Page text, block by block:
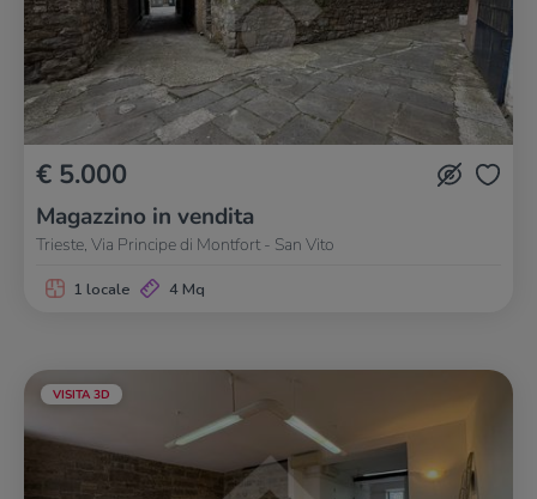
€ 5.000
Magazzino in vendita
Trieste, Via Principe di Montfort - San Vito
1 locale 4 Mq
VISITA 3D